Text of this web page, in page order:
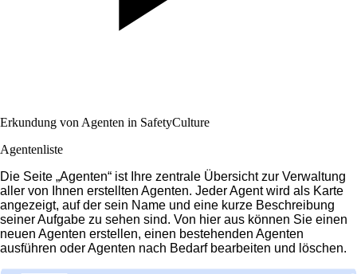
Erkundung von Agenten in SafetyCulture
Agentenliste
Die Seite „Agenten“ ist Ihre zentrale Übersicht zur Verwaltung
aller von Ihnen erstellten Agenten. Jeder Agent wird als Karte
angezeigt, auf der sein Name und eine kurze Beschreibung
seiner Aufgabe zu sehen sind. Von hier aus können Sie einen
neuen Agenten erstellen, einen bestehenden Agenten
ausführen oder Agenten nach Bedarf bearbeiten und löschen.